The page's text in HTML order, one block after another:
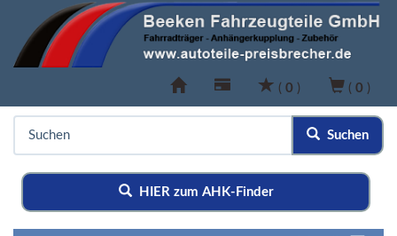
( 0 ) ( 0 )
Suchen
HIER zum AHK-Finder